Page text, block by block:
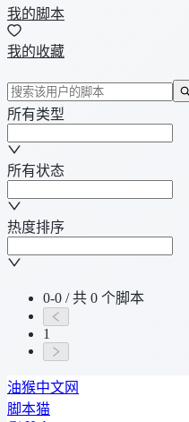
我的脚本
我的收藏
所有类型
所有状态
热度排序
0-0 / 共 0 个脚本
1
油猴中文网
脚本猫